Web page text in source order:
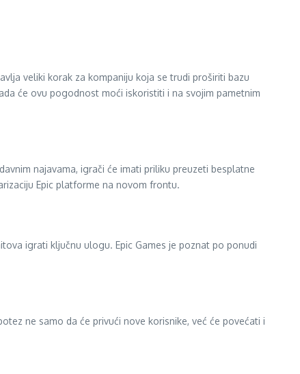
veliki korak za kompaniju koja se trudi proširiti bazu
će ovu pogodnost moći iskoristiti i na svojim pametnim
najavama, igrači će imati priliku preuzeti besplatne
Epic platforme na novom frontu.
igrati ključnu ulogu. Epic Games je poznat po ponudi
ne samo da će privući nove korisnike, već će povećati i